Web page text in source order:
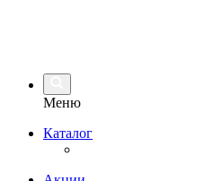
Меню
Каталог